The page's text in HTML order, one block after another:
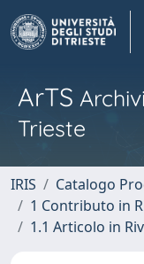
ArTS
Trieste
IRIS
Catalogo
1 Contributo in
1.1 Articolo in